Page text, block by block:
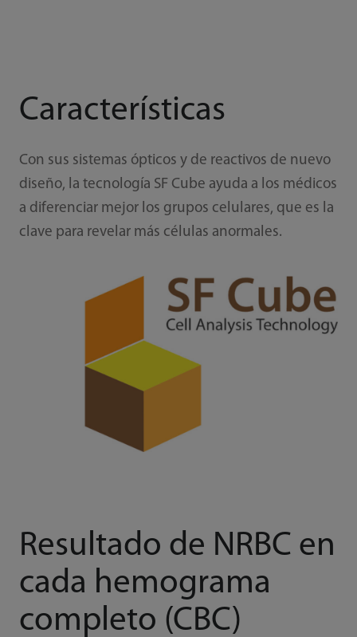
Características
Con sus sistemas ópticos y de reactivos de nuevo
diseño, la tecnología SF Cube ayuda a los médicos
a diferenciar mejor los grupos celulares, que es la
clave para revelar más células anormales.
Resultado de NRBC en
cada hemograma
completo (CBC)